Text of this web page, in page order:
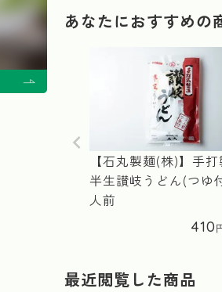
あなたにおすすめの
【石丸製麺(株)】手
半生讃岐うどん(つゆ
人前
410
最近閲覧した商品